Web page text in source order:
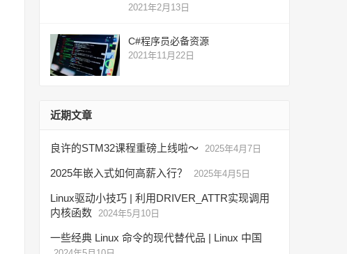
2021年2月13日
C#程序员必备资源
2021年11月22日
近期文章
良许的STM32课程重磅上线啦～ 2025年4月7日
2025年嵌入式如何高薪入行？ 2025年4月5日
Linux驱动小技巧 | 利用DRIVER_ATTR实现调用
内核函数 2024年5月10日
一些经典 Linux 命令的现代替代品 | Linux 中国